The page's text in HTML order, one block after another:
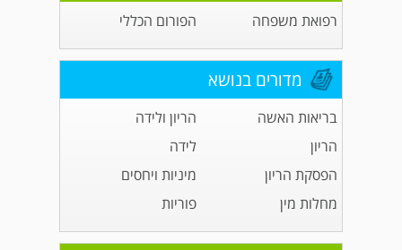
רפואת משפחה הפורום הכללי
מדורים בנושא
בריאות האשה
הריון ולידה
הריון
לידה
הפסקת הריון
מיניות ויחסים
מחלות מין
פוריות